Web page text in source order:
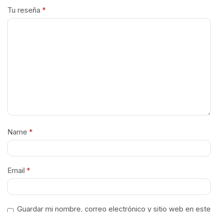
Tu reseña *
Name *
Email *
Guardar mi nombre, correo electrónico y sitio web en este